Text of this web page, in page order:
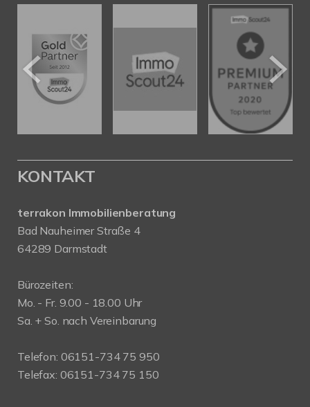
KONTAKT
terrakon Immobilienberatung
Bad Nauheimer Straße 4
64289 Darmstadt
Bürozeiten:
Mo. - Fr. 9.00 - 18.00 Uhr
Sa. + So. nach Vereinbarung
Telefon: 06151-734 75 950
Telefax: 06151-734 75 150